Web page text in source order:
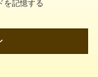
を記憶する